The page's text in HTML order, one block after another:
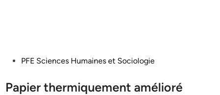
PostedPFE Sciences Humaines et Sociologie
Papier thermiquement amélioré